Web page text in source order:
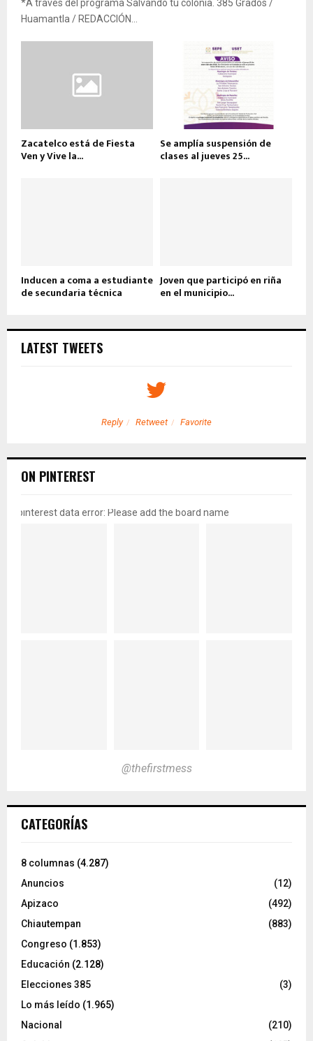
*A través del programa Salvando tu colonia. 385 Grados /
Huamantla / REDACCIÓN...
Zacatelco está de Fiesta
Ven y Vive la...
Se amplía suspensión de
clases al jueves 25...
Inducen a coma a estudiante
de secundaria técnica
Joven que participó en riña
en el municipio...
LATEST TWEETS
Reply Retweet Favorite
ON PINTEREST
pinterest data error: Please add the board name
@thefirstmess
CATEGORÍAS
8 columnas (4.287)
Anuncios
(12)
Apizaco
(492)
Chiautempan
(883)
Congreso (1.853)
Educación (2.128)
Elecciones 385
(3)
Lo más leído (1.965)
Nacional
(210)